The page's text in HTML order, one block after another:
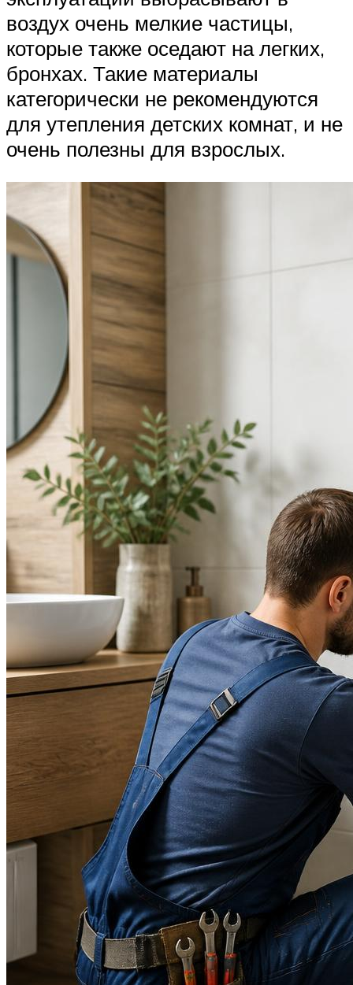
воздух очень мелкие частицы,
которые также оседают на легких,
бронхах. Такие материалы
категорически не рекомендуются
для утепления детских комнат, и не
очень полезны для взрослых.